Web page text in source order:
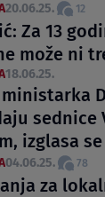
20.06.25. 12
Za 13
može ni
18.06.25.
ministarka
sednice
izglasa
04.06.25. 78
za